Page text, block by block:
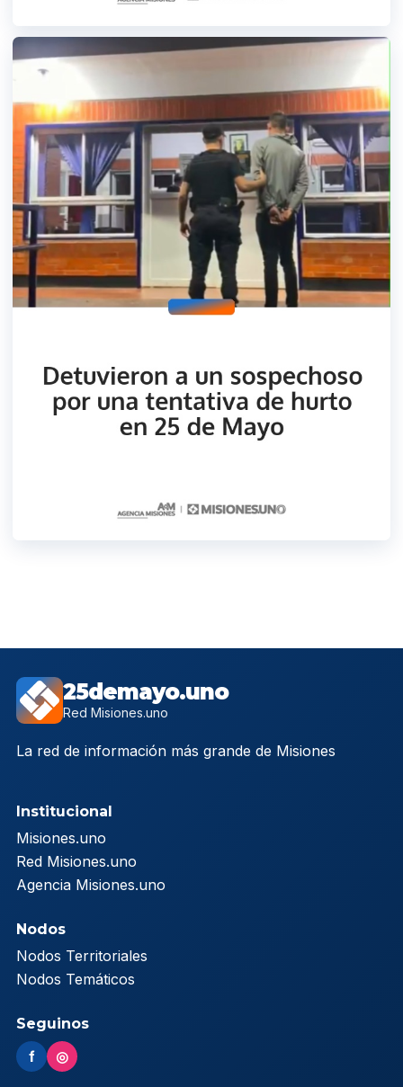
25demayo.uno
Red Misiones.uno
La red de información más grande de Misiones
Institucional
Misiones.uno
Red Misiones.uno
Agencia Misiones.uno
Nodos
Nodos Territoriales
Nodos Temáticos
Seguinos
f ◎